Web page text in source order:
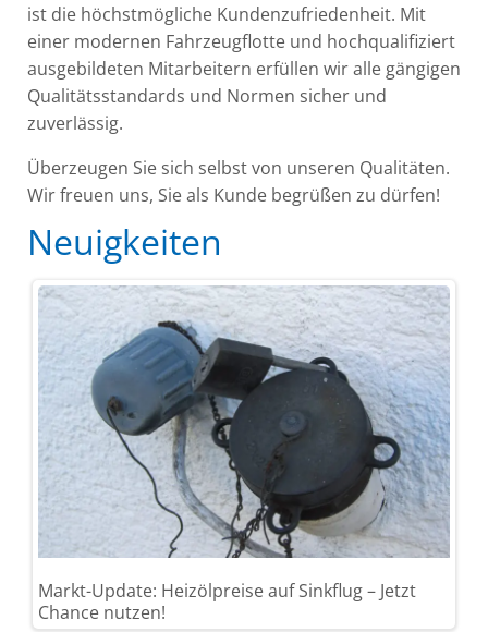
ist die höchstmögliche Kundenzufriedenheit. Mit
einer modernen Fahrzeugflotte und hochqualifiziert
ausgebildeten Mitarbeitern erfüllen wir alle gängigen
Qualitätsstandards und Normen sicher und
zuverlässig.
Überzeugen Sie sich selbst von unseren Qualitäten.
Wir freuen uns, Sie als Kunde begrüßen zu dürfen!
Neuigkeiten
Markt-Update: Heizölpreise auf Sinkflug – Jetzt
Chance nutzen!